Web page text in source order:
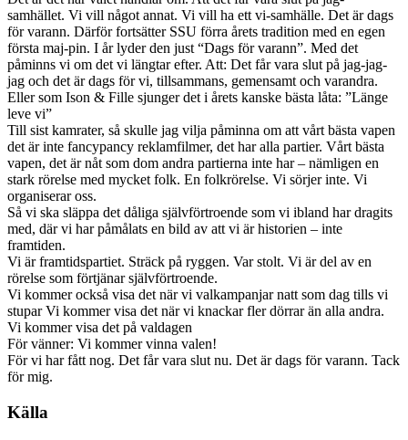
samhället. Vi vill något annat. Vi vill ha ett vi-samhälle. Det är dags
för varann. Därför fortsätter SSU förra årets tradition med en egen
första maj-pin. I år lyder den just “Dags för varann”. Med det
påminns vi om det vi längtar efter. Att: Det får vara slut på jag-jag-
jag och det är dags för vi, tillsammans, gemensamt och varandra.
Eller som Ison & Fille sjunger det i årets kanske bästa låta: ”Länge
leve vi”
Till sist kamrater, så skulle jag vilja påminna om att vårt bästa vapen
det är inte fancypancy reklamfilmer, det har alla partier. Vårt bästa
vapen, det är nåt som dom andra partierna inte har – nämligen en
stark rörelse med mycket folk. En folkrörelse. Vi sörjer inte. Vi
organiserar oss.
Så vi ska släppa det dåliga självförtroende som vi ibland har dragits
med, där vi har påmålats en bild av att vi är historien – inte
framtiden.
Vi är framtidspartiet. Sträck på ryggen. Var stolt. Vi är del av en
rörelse som förtjänar självförtroende.
Vi kommer också visa det när vi valkampanjar natt som dag tills vi
stupar Vi kommer visa det när vi knackar fler dörrar än alla andra.
Vi kommer visa det på valdagen
För vänner: Vi kommer vinna valen!
För vi har fått nog. Det får vara slut nu. Det är dags för varann. Tack
för mig.
Källa